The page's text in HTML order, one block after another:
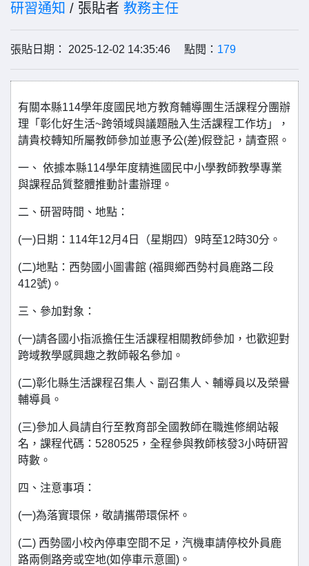
研習通知 / 張貼者 教務主任
張貼日期： 2025-12-02 14:35:46 點閱： 179
有關本縣114學年度國民地方教育輔導團生活課程分團辦
理「彰化好生活~跨領域與議題融入生活課程工作坊」，
請貴校轉知所屬教師參加並惠予公(差)假登記，請查照。
一、 依據本縣114學年度精進國民中小學教師教學專業
與課程品質整體推動計畫辦理。
二、研習時間、地點：
(一)日期：114年12月4日（星期四）9時至12時30分。
(二)地點：西勢國小圖書館 (福興鄉西勢村員鹿路二段
412號)。
三、參加對象：
(一)請各國小指派擔任生活課程相關教師參加，也歡迎對
跨域教學感興趣之教師報名參加。
(二)彰化縣生活課程召集人、副召集人、輔導員以及榮譽
輔導員。
(三)參加人員請自行至教育部全國教師在職進修網站報
名，課程代碼：5280525，全程參與教師核發3小時研習
時數。
四、注意事項：
(一)為落實環保，敬請攜帶環保杯。
(二) 西勢國小校內停車空間不足，汽機車請停校外員鹿
路兩側路旁或空地(如停車示意圖)。